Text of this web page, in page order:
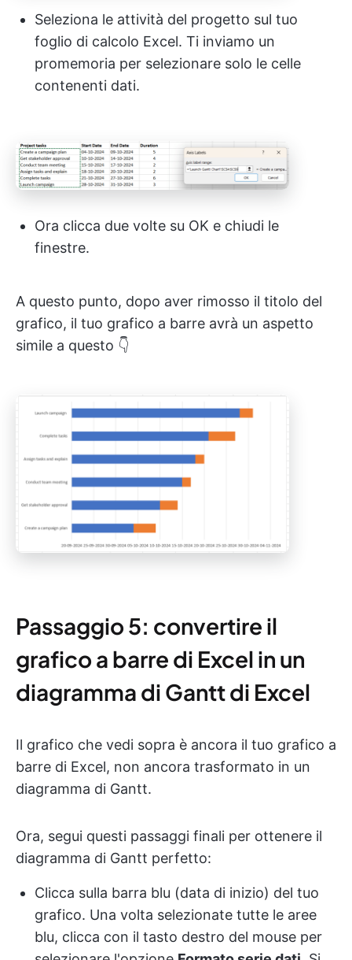
Seleziona le attività del progetto sul tuo
foglio di calcolo Excel. Ti inviamo un
promemoria per selezionare solo le celle
contenenti dati.
Ora clicca due volte su OK e chiudi le
finestre.
A questo punto, dopo aver rimosso il titolo del
grafico, il tuo grafico a barre avrà un aspetto
simile a questo 👇
Passaggio 5: convertire il
grafico a barre di Excel in un
diagramma di Gantt di Excel
Il grafico che vedi sopra è ancora il tuo grafico a
barre di Excel, non ancora trasformato in un
diagramma di Gantt.
Ora, segui questi passaggi finali per ottenere il
diagramma di Gantt perfetto:
Clicca sulla barra blu (data di inizio) del tuo
grafico. Una volta selezionate tutte le aree
blu, clicca con il tasto destro del mouse per